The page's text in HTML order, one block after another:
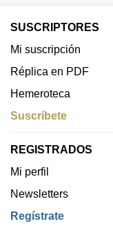
SUSCRIPTORES
Mi suscripción
Réplica en PDF
Hemeroteca
Suscríbete
REGISTRADOS
Mi perfil
Newsletters
Regístrate